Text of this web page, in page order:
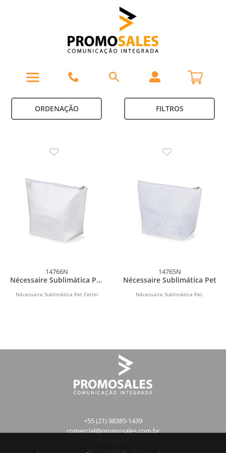
ORDENAÇÃO FILTROS
14766N
Nécessaire Sublimática Pet
Nécessaire Sublimática Pet Cetim
14765N
Nécessaire Sublimática Pet
Nécessaire Sublimática Pet.
+55 (21) 98385-1439
comercial@promosales.com.br
Rio de Janeiro -RJ